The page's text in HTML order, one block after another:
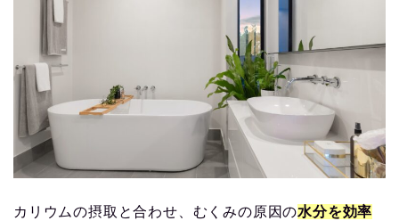
カリウムの摂取と合わせ、むくみの原因の水分を効率